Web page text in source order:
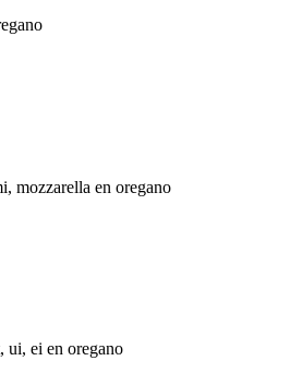
mozzarella en oregano
ui, ei en oregano